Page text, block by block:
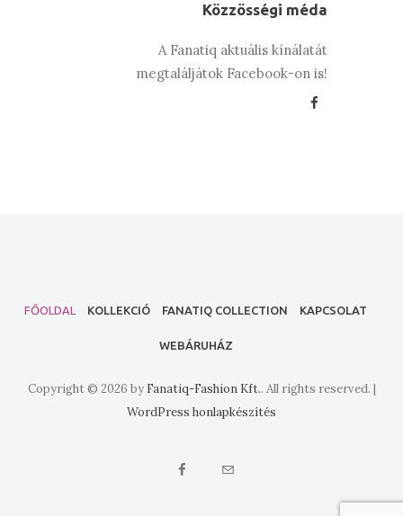
Közzösségi méda
A Fanatiq aktuális kínálatát
megtaláljátok Facebook-on is!
FŐOLDAL KOLLEKCIÓ FANATIQ COLLECTION KAPCSOLAT
WEBÁRUHÁZ
Copyright © 2026 by Fanatiq-Fashion Kft.. All rights reserved. |
WordPress honlapkészítés